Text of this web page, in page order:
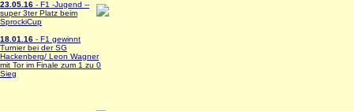
23.05.16 - F1 -Jugend --
super 3ter Platz beim
SprockiCup
18.01.16 - F1 gewinnt
Turnier bei der SG
Hackenberg/ Leon Wagner
mit Tor im Finale zum 1 zu 0
Sieg